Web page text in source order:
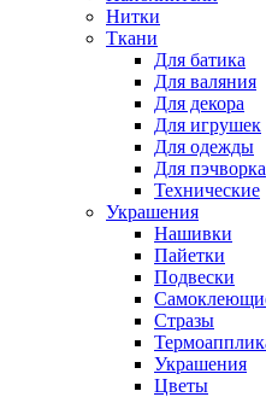
Нитки
Ткани
Для батика
Для валяния
Для декора
Для игрушек
Для одежды
Для пэчворка
Технические
Украшения
Нашивки
Пайетки
Подвески
Стразы
Украшения
Цветы